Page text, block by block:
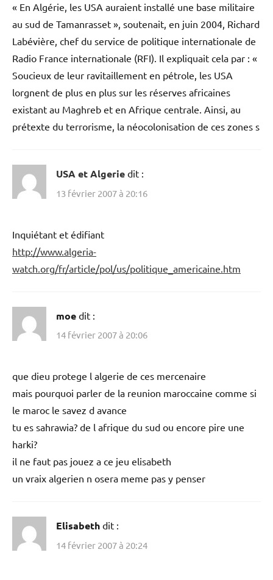
« En Algérie, les USA auraient installé une base militaire
au sud de Tamanrasset », soutenait, en juin 2004, Richard
Labévière, chef du service de politique internationale de
Radio France internationale (RFI). Il expliquait cela par : «
Soucieux de leur ravitaillement en pétrole, les USA
lorgnent de plus en plus sur les réserves africaines
existant au Maghreb et en Afrique centrale. Ainsi, au
prétexte du terrorisme, la néocolonisation de ces zones s
USA et Algerie dit :
13 février 2007 à 20:16
Inquiétant et édifiant
http://www.algeria-
watch.org/fr/article/pol/us/politique_americaine.htm
moe dit :
14 février 2007 à 20:06
que dieu protege l algerie de ces mercenaire
mais pourquoi parler de la reunion maroccaine comme si
le maroc le savez d avance
tu es sahrawia? de l afrique du sud ou encore pire une
harki?
il ne faut pas jouez a ce jeu elisabeth
un vraix algerien n osera meme pas y penser
Elisabeth dit :
14 février 2007 à 20:24